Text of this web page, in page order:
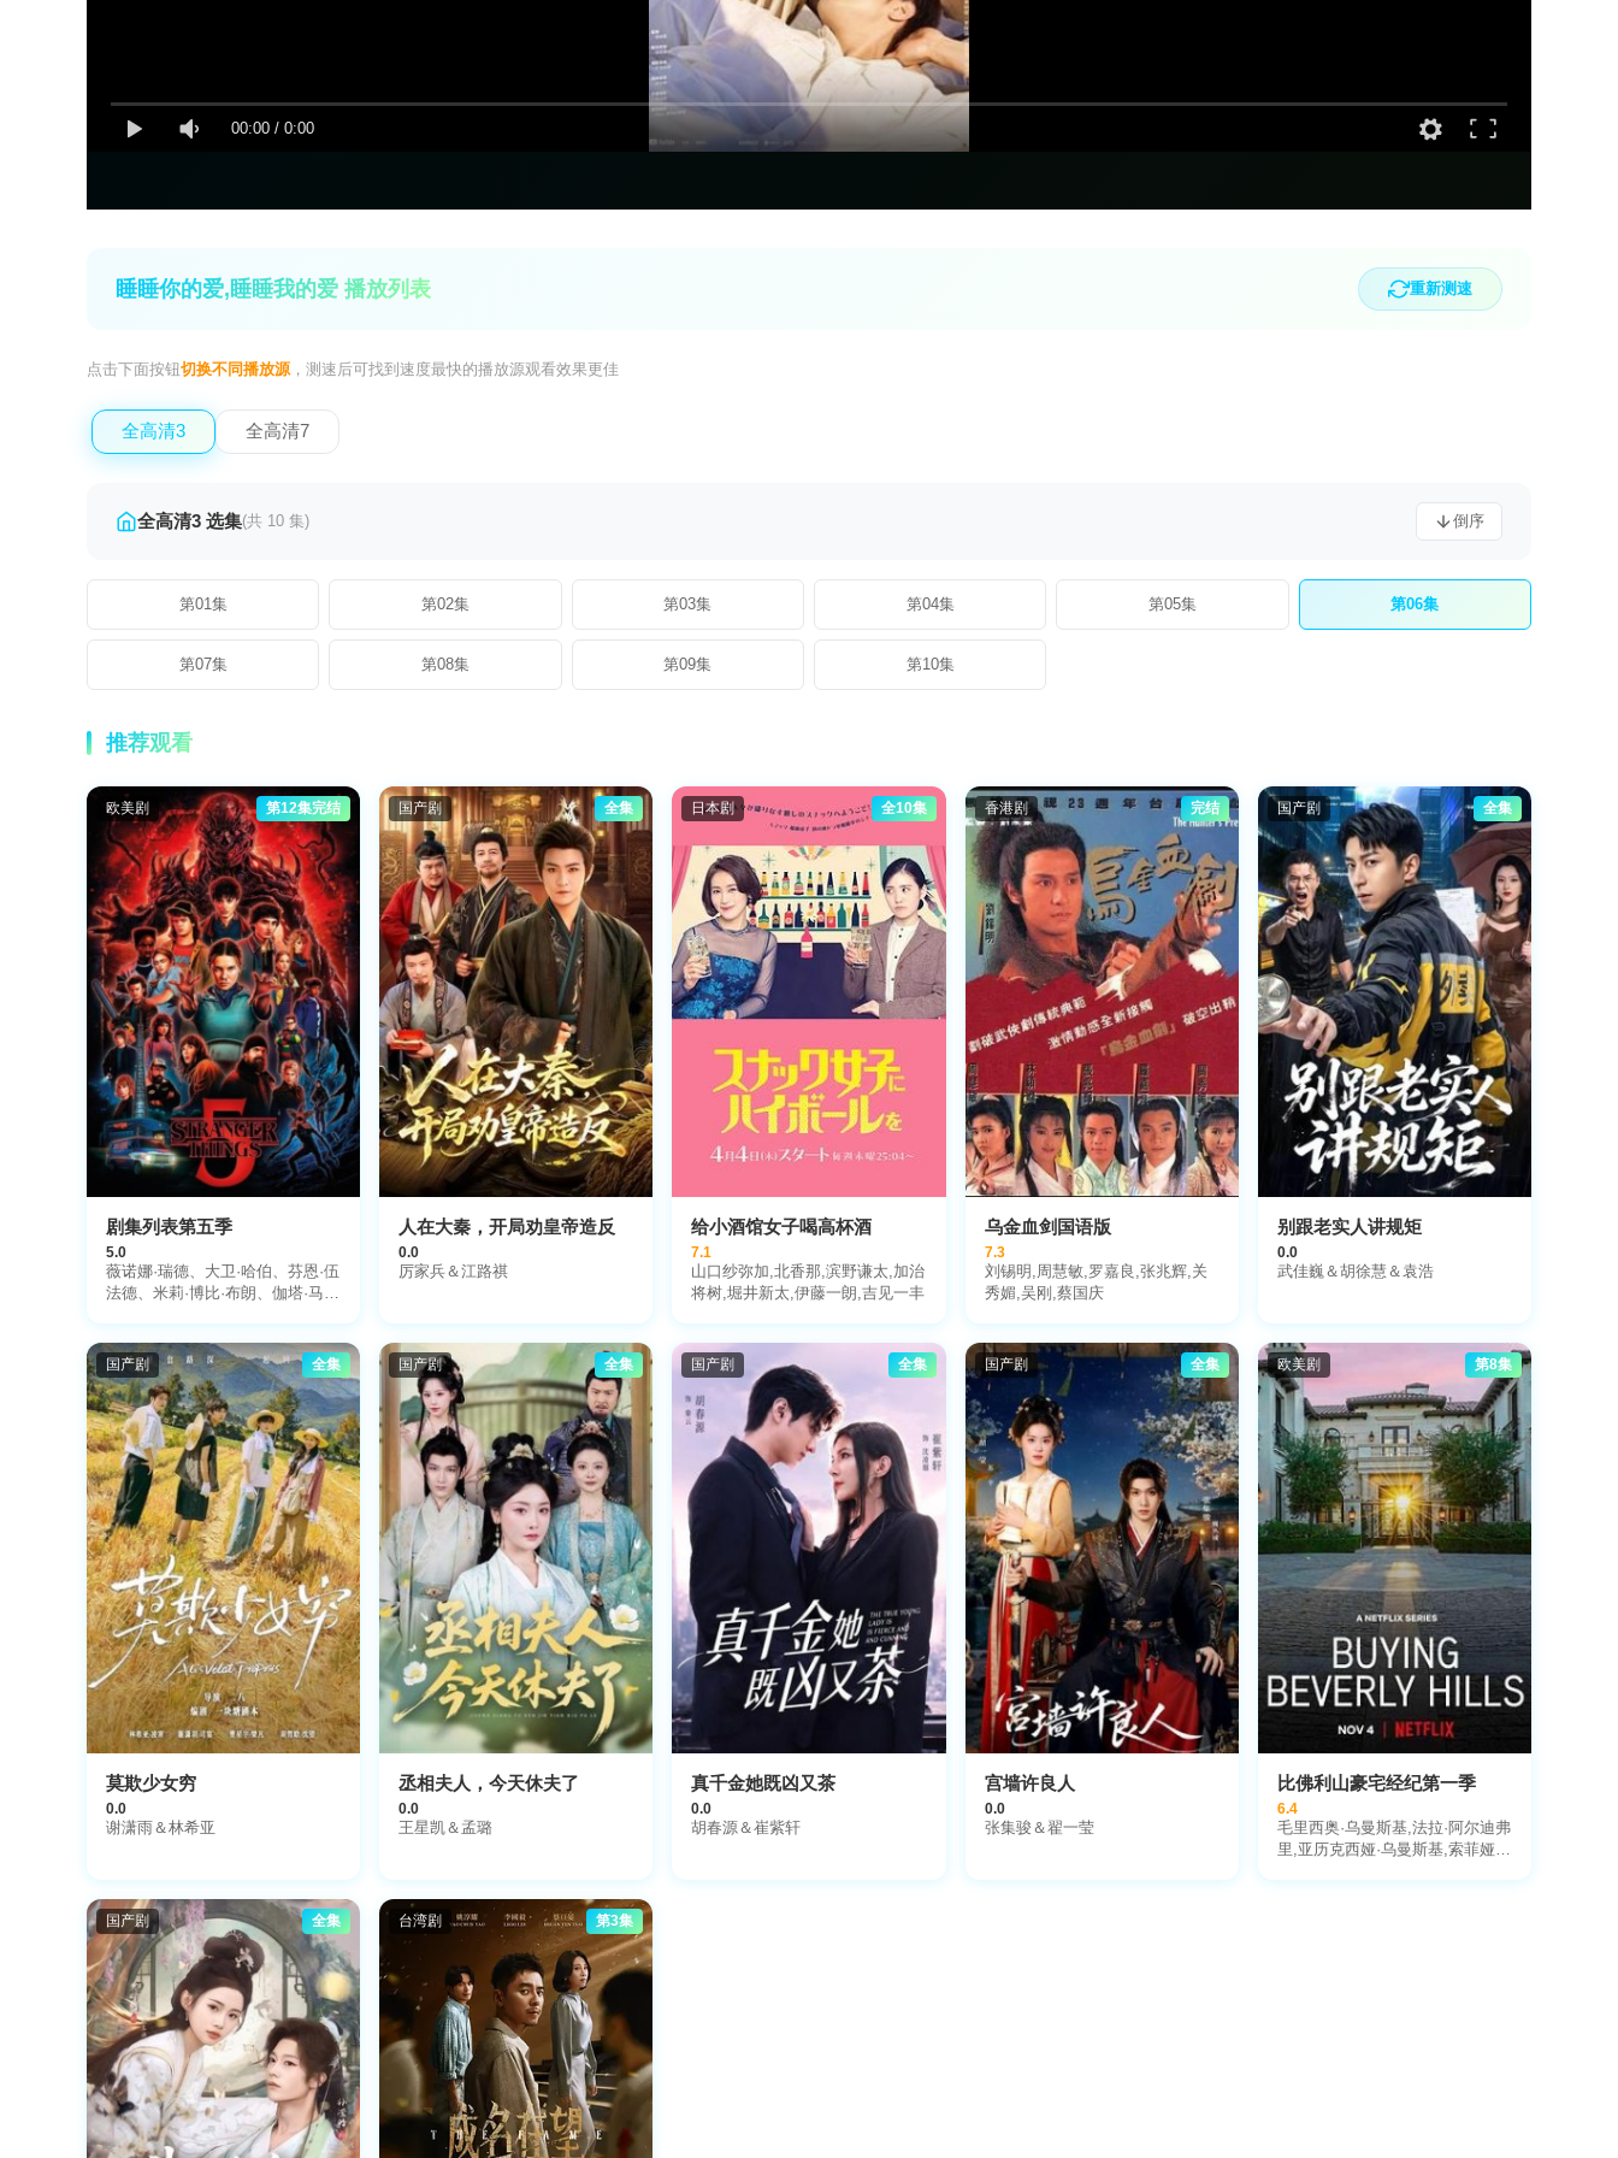
00:00 / 0:00
睡睡你的爱,睡睡我的爱 播放列表 重新测速
点击下面按钮切换不同播放源，测速后可找到速度最快的播放源观看效果更佳
全高清3 全高清7
全高清3 选集(共 10 集) 倒序
第01集 第02集 第03集 第04集 第05集 第06集
第07集 第08集 第09集 第10集
推荐观看
欧美剧 第12集完结
剧集列表第五季
5.0
薇诺娜·瑞德、大卫·哈伯、芬恩·伍
法德、米莉·博比·布朗、伽塔·马塔
查理·希顿、乔·奇瑞、戴克·蒙哥马
利、玛雅·霍克、艾米贝丝·迈克纳
蒂、普莉亚·弗格森、布瑞特·吉尔
曼和卡拉·布欧诺等原班人马回
归。
国产剧 全集
人在大秦，开局劝皇帝造反
0.0
厉家兵＆江路祺
日本剧 全10集
给小酒馆女子喝高杯酒
7.1
山口纱弥加,北香那,滨野谦太,加治
将树,堀井新太,伊藤一朗,吉见一丰
香港剧 完结
乌金血剑国语版
7.3
刘锡明,周慧敏,罗嘉良,张兆辉,关
秀媚,吴刚,蔡国庆
国产剧 全集
别跟老实人讲规矩
0.0
武佳巍＆胡徐慧＆袁浩
国产剧 全集
莫欺少女穷
0.0
谢潇雨＆林希亚
国产剧 全集
丞相夫人，今天休夫了
0.0
王星凯＆孟璐
国产剧 全集
真千金她既凶又茶
0.0
胡春源＆崔紫轩
国产剧 全集
宫墙许良人
0.0
张集骏＆翟一莹
欧美剧 第8集
比佛利山豪宅经纪第一季
6.4
毛里西奥·乌曼斯基,法拉·阿尔迪弗
里,亚历克西娅·乌曼斯基,索菲娅·
国产剧 全集 台湾剧 第3集